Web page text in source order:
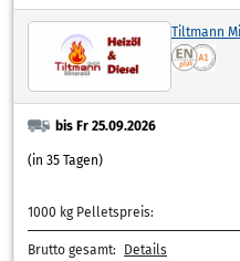
Tiltmann
bis Fr 25.09.2026
(in 35 Tagen)
1000 kg Pelletspreis:
Brutto gesamt: Details